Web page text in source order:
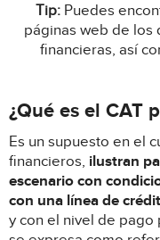
Tip: Puedes
páginas web de los
financieras, así
¿Qué es el CAT
Es un supuesto en el
financieros, ilustran
escenario con
con una línea de
y con el nivel de